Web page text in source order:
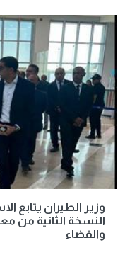
وزير الطيران يتابع
النسخة الثانية من
والفضاء